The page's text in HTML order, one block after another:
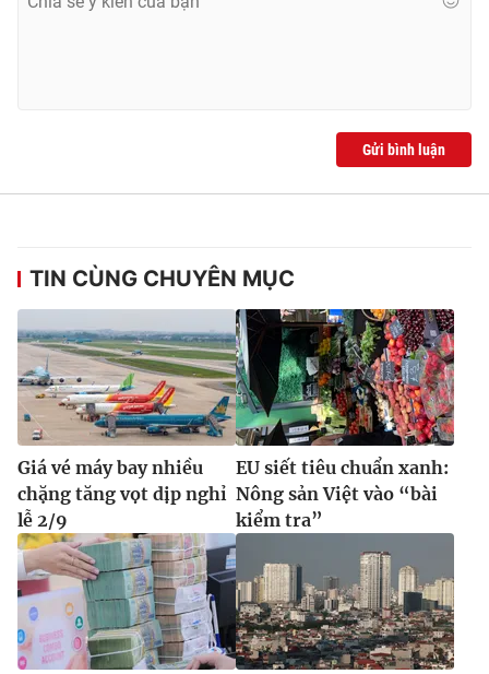
Gửi bình luận
TIN CÙNG CHUYÊN MỤC
Giá vé máy bay nhiều
chặng tăng vọt dịp nghỉ
lễ 2/9
EU siết tiêu chuẩn xanh:
Nông sản Việt vào “bài
kiểm tra”